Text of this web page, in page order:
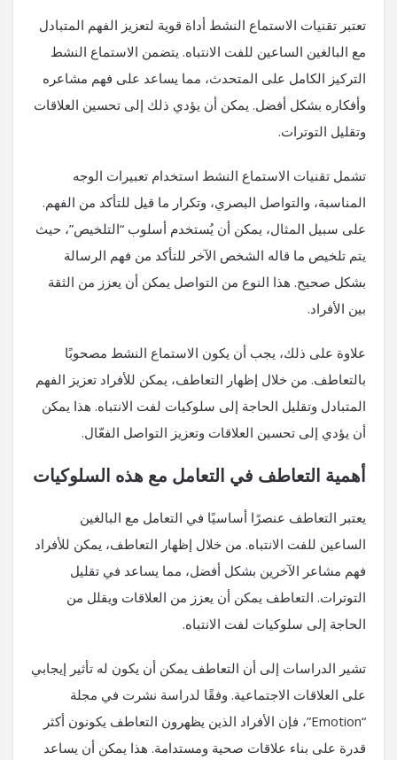
تعتبر تقنيات الاستماع النشط أداة قوية لتعزيز الفهم المتبادل
مع البالغين الساعين للفت الانتباه. يتضمن الاستماع النشط
التركيز الكامل على المتحدث، مما يساعد على فهم مشاعره
وأفكاره بشكل أفضل. يمكن أن يؤدي ذلك إلى تحسين العلاقات
وتقليل التوترات.
تشمل تقنيات الاستماع النشط استخدام تعبيرات الوجه
المناسبة، والتواصل البصري، وتكرار ما قيل للتأكد من الفهم.
على سبيل المثال، يمكن أن يُستخدم أسلوب “التلخيص”، حيث
يتم تلخيص ما قاله الشخص الآخر للتأكد من فهم الرسالة
بشكل صحيح. هذا النوع من التواصل يمكن أن يعزز من الثقة
بين الأفراد.
علاوة على ذلك، يجب أن يكون الاستماع النشط مصحوبًا
بالتعاطف. من خلال إظهار التعاطف، يمكن للأفراد تعزيز الفهم
المتبادل وتقليل الحاجة إلى سلوكيات لفت الانتباه. هذا يمكن
أن يؤدي إلى تحسين العلاقات وتعزيز التواصل الفعّال.
أهمية التعاطف في التعامل مع هذه السلوكيات
يعتبر التعاطف عنصرًا أساسيًا في التعامل مع البالغين
الساعين للفت الانتباه. من خلال إظهار التعاطف، يمكن للأفراد
فهم مشاعر الآخرين بشكل أفضل، مما يساعد في تقليل
التوترات. التعاطف يمكن أن يعزز من العلاقات ويقلل من
الحاجة إلى سلوكيات لفت الانتباه.
تشير الدراسات إلى أن التعاطف يمكن أن يكون له تأثير إيجابي
على العلاقات الاجتماعية. وفقًا لدراسة نشرت في مجلة
“Emotion”، فإن الأفراد الذين يظهرون التعاطف يكونون أكثر
قدرة على بناء علاقات صحية ومستدامة. هذا يمكن أن يساعد